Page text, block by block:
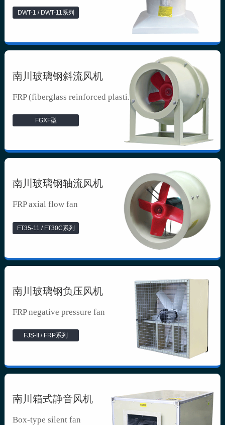
DWT-1 / DWT-11系列
南川玻璃钢斜流风机
FRP (fiberglass reinforced plasti...
FGXF型
南川玻璃钢轴流风机
FRP axial flow fan
FT35-11 / FT30C系列
南川玻璃钢负压风机
FRP negative pressure fan
FJS-II / FRP系列
南川箱式静音风机
Box-type silent fan